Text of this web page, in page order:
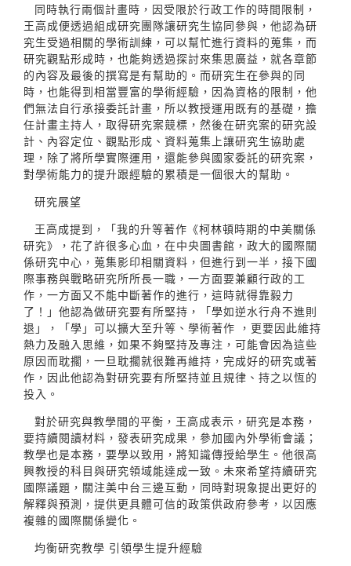
同時執行兩個計畫時，因受限於行政工作的時間限制，
王高成便透過組成研究團隊讓研究生協同參與，他認為研
究生受過相關的學術訓練，可以幫忙進行資料的蒐集，而
研究觀點形成時，也能夠透過探討來集思廣益，就各章節
的內容及最後的撰寫是有幫助的。而研究生在參與的同
時，也能得到相當豐富的學術經驗，因為資格的限制，他
們無法自行承接委託計畫，所以教授運用既有的基礎，擔
任計畫主持人，取得研究案競標，然後在研究案的研究設
計、內容定位、觀點形成、資料蒐集上讓研究生協助處
理，除了將所學實際運用，還能參與國家委託的研究案，
對學術能力的提升跟經驗的累積是一個很大的幫助。
研究展望
王高成提到，「我的升等著作《柯林頓時期的中美關係
研究》，花了許很多心血，在中央圖書館，政大的國際關
係研究中心，蒐集影印相關資料，但進行到一半，接下國
際事務與戰略研究所所長一職，一方面要兼顧行政的工
作，一方面又不能中斷著作的進行，這時就得靠毅力
了！」他認為做研究要有所堅持，「學如逆水行舟不進則
退」，「學」可以擴大至升等、學術著作 ，更要因此維持
熱力及融入思維，如果不夠堅持及專注，可能會因為這些
原因而耽擱，一旦耽擱就很難再維持，完成好的研究或著
作，因此他認為對研究要有所堅持並且規律、持之以恆的
投入。
對於研究與教學間的平衡，王高成表示，研究是本務，
要持續閱讀材料，發表研究成果，參加國內外學術會議；
教學也是本務，要學以致用，將知識傳授給學生。他很高
興教授的科目與研究領域能達成一致。未來希望持續研究
國際議題，關注美中台三邊互動，同時對現象提出更好的
解釋與預測，提供更具體可信的政策供政府參考，以因應
複雜的國際關係變化。
均衡研究教學 引領學生提升經驗